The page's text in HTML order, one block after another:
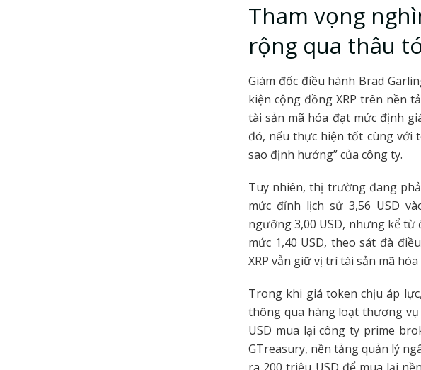
Tham vọng
rộng qua thâu
Giám đốc điều hành Brad
kiện cộng đồng XRP trên nền
tài sản mã hóa đạt mức định
đó, nếu thực hiện tốt cùng với
sao định hướng” của công ty.
Tuy nhiên, thị trường đang
mức đỉnh lịch sử 3,56 USD
ngưỡng 3,00 USD, nhưng kể từ
mức 1,40 USD, theo sát đà
XRP vẫn giữ vị trí tài sản mã
Trong khi giá token chịu áp
thông qua hàng loạt thương
USD mua lại công ty prime
GTreasury, nền tảng quản lý